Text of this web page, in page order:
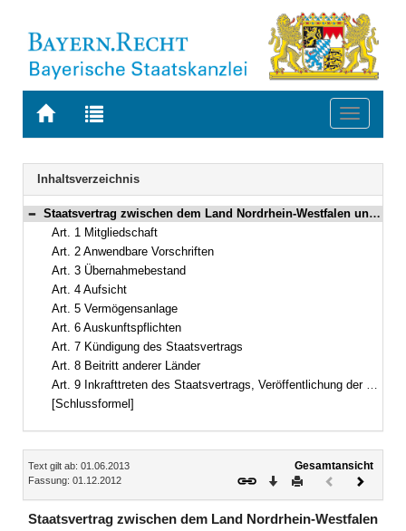
Zur
BAYERN.RECHT
Zur
letzten
Suche
Toggle
Navigation
Inhaltsverzeichnis
Bereich reduzieren
Staatsvertrag zwischen dem Land Nordrhein-Westfalen und dem Freistaat Bayern über die Zugehörigkeit der Mitglieder der Patentanwaltskammer, die ihren Kanzleisitz in Nordrhein-Westfalen eingerichtet haben, zur Bayerischen Rechtsanwalts- und Steuerberaterversorgung Vom 1./31. Dezember 2012 (Art. 1–9)
Art. 1 Mitgliedschaft
Art. 2 Anwendbare Vorschriften
Art. 3 Übernahmebestand
Art. 4 Aufsicht
Art. 5 Vermögensanlage
Art. 6 Auskunftspflichten
Art. 7 Kündigung des Staatsvertrags
Art. 8 Beitritt anderer Länder
Art. 9 Inkrafttreten des Staatsvertrags, Veröffentlichung der anwendbaren Vorschriften
[Schlussformel]
Inhalt
Text gilt ab: 01.06.2013
Fassung: 01.12.2012
Gesamtansicht
Download
DruckenVorheriges
Staatsvertrag zwischen dem Land Nordrhein-Westfalen